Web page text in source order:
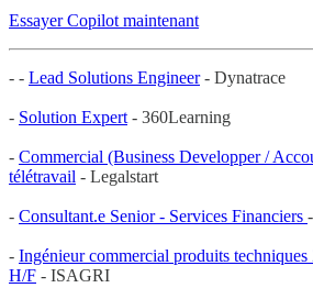
Essayer Copilot maintenant
- - Lead Solutions Engineer- Dynatrace
- Solution Expert - 360Learning
- Commercial (Business Developper /
télétravail - Legalstart
- Consultant.e Senior - Services Financiers
- Ingénieur commercial produits
H/F - ISAGRI